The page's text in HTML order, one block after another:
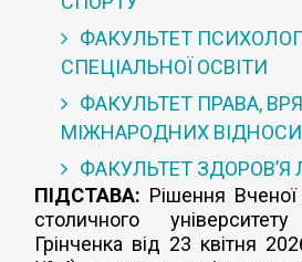
ФАКУЛЬТЕТ
СПЕЦІАЛЬНОЇ ОСВІТИ
ФАКУЛЬТЕТ ПРАВА,
МІЖНАРОДНИХ
ФАКУЛЬТЕТ
ПІДСТАВА: Рішення
столичного
Грінченка від 23 квітня